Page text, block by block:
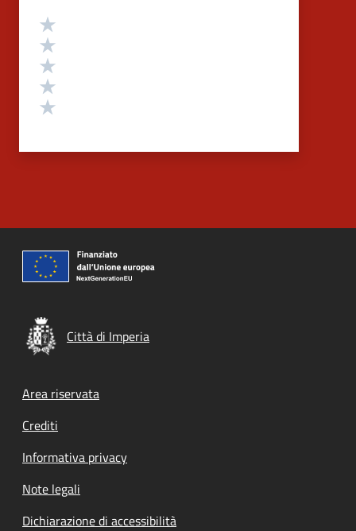
Valutazione
Città di Imperia
Footer menu
Area riservata
Crediti
Informativa privacy
Note legali
Dichiarazione di accessibilità